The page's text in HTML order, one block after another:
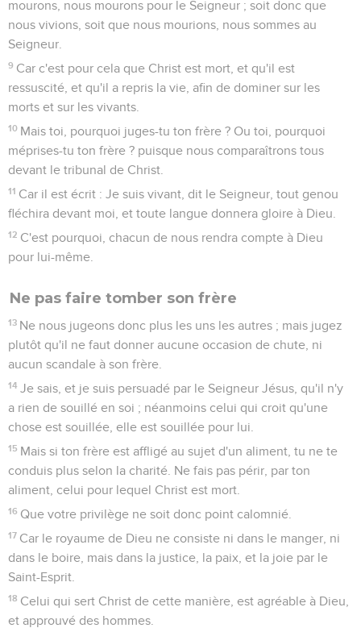
mourons, nous mourons pour le Seigneur ; soit donc que
nous vivions, soit que nous mourions, nous sommes au
Seigneur.
9 Car c'est pour cela que Christ est mort, et qu'il est
ressuscité, et qu'il a repris la vie, afin de dominer sur les
morts et sur les vivants.
10 Mais toi, pourquoi juges-tu ton frère ? Ou toi, pourquoi
méprises-tu ton frère ? puisque nous comparaîtrons tous
devant le tribunal de Christ.
11 Car il est écrit : Je suis vivant, dit le Seigneur, tout genou
fléchira devant moi, et toute langue donnera gloire à Dieu.
12 C'est pourquoi, chacun de nous rendra compte à Dieu
pour lui-même.
Ne pas faire tomber son frère
13 Ne nous jugeons donc plus les uns les autres ; mais jugez
plutôt qu'il ne faut donner aucune occasion de chute, ni
aucun scandale à son frère.
14 Je sais, et je suis persuadé par le Seigneur Jésus, qu'il n'y
a rien de souillé en soi ; néanmoins celui qui croit qu'une
chose est souillée, elle est souillée pour lui.
15 Mais si ton frère est affligé au sujet d'un aliment, tu ne te
conduis plus selon la charité. Ne fais pas périr, par ton
aliment, celui pour lequel Christ est mort.
16 Que votre privilège ne soit donc point calomnié.
17 Car le royaume de Dieu ne consiste ni dans le manger, ni
dans le boire, mais dans la justice, la paix, et la joie par le
Saint-Esprit.
18 Celui qui sert Christ de cette manière, est agréable à Dieu,
et approuvé des hommes.